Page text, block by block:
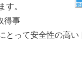
。
得事
とって安全性の高い